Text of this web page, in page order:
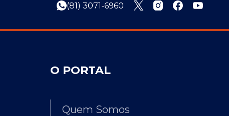
(81) 3071-6960
O PORTAL
Quem Somos